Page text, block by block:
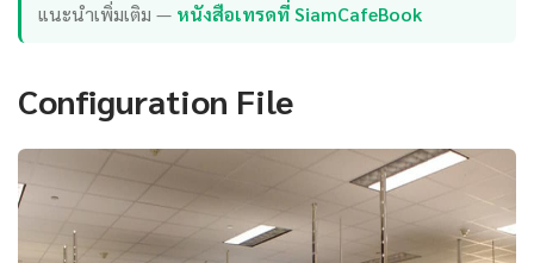
แนะนำเพิ่มเติม — หนังสือเทรดที่ SiamCafeBook
Configuration File